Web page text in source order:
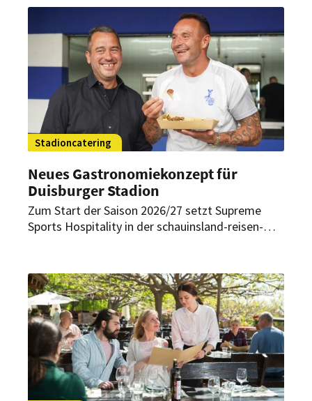
Produkte. Mit wem hat sich der SCR Altach
zusammengetan?
Stadioncatering
Neues Gastronomiekonzept für
Duisburger Stadion
Zum Start der Saison 2026/27 setzt Supreme
Sports Hospitality in der schauinsland-reisen-
Kioske, ein erweitertes Angebot und der neue
„Duisburger“.